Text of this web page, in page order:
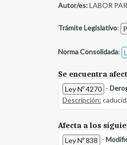
Autor/es:LABOR
Trámite Legislativo:
Norma Consolidada:
Se encuentra
Ley Nº 4270 -
Descripción:
Afecta a los
Ley Nº 838 -